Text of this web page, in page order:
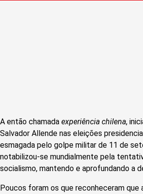
A então chamada experiência chilena,
Salvador Allende nas eleições
esmagada pelo golpe militar de 11 de
notabilizou-se mundialmente pela
socialismo, mantendo e aprofundando a
Poucos foram os que reconheceram que